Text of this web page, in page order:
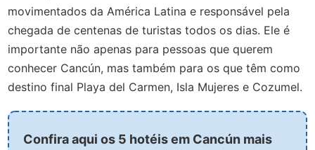
movimentados da América Latina e responsável pela
chegada de centenas de turistas todos os dias. Ele é
importante não apenas para pessoas que querem
conhecer Cancún, mas também para os que têm como
destino final Playa del Carmen, Isla Mujeres e Cozumel.
Confira aqui os 5 hotéis em Cancún mais